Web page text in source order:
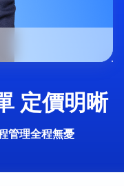
定價明晰
管理全程無憂